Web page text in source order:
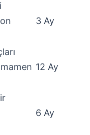
3 Ay
12 Ay
6 Ay